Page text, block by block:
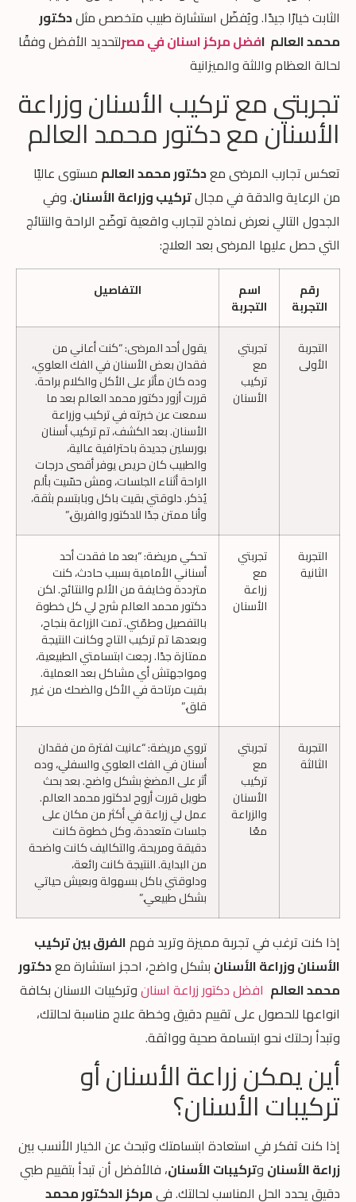
الثابت خيارًا جيدًا. ويُفضّل استشارة طبيب متخصص مثلدكتور
محمد العالم افضل مركز اسنان في مصرلتحديد الأفضل وفقًا
لحالة العظام واللثة والميزانية
تجربتي مع تركيب الأسنان وزراعة
الأسنان مع دكتور محمد العالم
تعكس تجارب المرضى معدكتور محمد العالم مستوى عاليًا
من الرعاية والدقة في مجالتركيب وزراعة الأسنان. وفي
الجدول التالي نعرض نماذج لتجارب واقعية توضّح الراحة والنتائج
التي حصل عليها المرضى بعد العلاج:
رقم
التجربة
اسم
التجربة
التفاصيل
التجربة
الأولى
تجربتي
مع
تركيب
الأسنان
يقول أحد المرضى: “كنت أعاني من
فقدان بعض الأسنان في الفك العلوي،
وده كان مأثر على الأكل والكلام براحة.
قررت أزور دكتور محمد العالم بعد ما
سمعت عن خبرته في تركيب وزراعة
الأسنان. بعد الكشف، تم تركيب أسنان
بورسلين جديدة باحترافية عالية،
والطبيب كان حريص يوفر أقصى درجات
الراحة أثناء الجلسات، ومش حسّيت بألم
يُذكر. دلوقتي بقيت باكل وبابتسم بثقة،
وأنا ممتن جدًا للدكتور والفريق.”
التجربة
الثانية
تجربتي
مع
زراعة
الأسنان
تحكي مريضة: “بعد ما فقدت أحد
أسناني الأمامية بسبب حادث، كنت
مترددة وخايفة من الألم والنتائج. لكن
دكتور محمد العالم شرح لي كل خطوة
بالتفصيل وطمّني. تمت الزراعة بنجاح،
وبعدها تم تركيب التاج وكانت النتيجة
ممتازة جدًا. رجعت ابتسامتي الطبيعية،
ومواجهتش أي مشاكل بعد العملية.
بقيت مرتاحة في الأكل والضحك من غير
قلق.”
التجربة
الثالثة
تجربتي
مع
تركيب
الأسنان
والزراعة
معًا
تروي مريضة: “عانيت لفترة من فقدان
أسنان في الفك العلوي والسفلي، وده
أثر على المضغ بشكل واضح. بعد بحث
طويل قررت أروح لدكتور محمد العالم.
عمل لي زراعة في أكثر من مكان على
جلسات متعددة، وكل خطوة كانت
دقيقة ومريحة، والتكاليف كانت واضحة
من البداية. النتيجة كانت رائعة،
ودلوقتي باكل بسهولة وبعيش حياتي
بشكل طبيعي.”
إذا كنت ترغب في تجربة مميزة وتريد فهمالفرق بين تركيب
الأسنان وزراعة الأسنان بشكل واضح، احجز استشارة معدكتور
محمد العالم افضل دكتور زراعة اسنانوتركيبات الاسنان بكافة
انواعها للحصول على تقييم دقيق وخطة علاج مناسبة لحالتك،
وتبدأ رحلتك نحو ابتسامة صحية وواثقة.
أين يمكن زراعة الأسنان أو
تركيبات الأسنان؟
إذا كنت تفكر في استعادة ابتسامتك وتبحث عن الخيار الأنسب بين
زراعة الأسنان وتركيبات الأسنان، فالأفضل أن تبدأ بتقييم طبي
دقيق يحدد الحل المناسب لحالتك. فيمركز الدكتور محمد